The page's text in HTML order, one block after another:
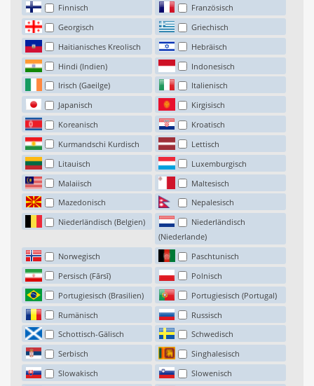
Finnisch
Französisch
Georgisch
Griechisch
Haitianisches Kreolisch
Hebräisch
Hindi (Indien)
Indonesisch
Irisch (Gaeilge)
Italienisch
Japanisch
Kirgisisch
Koreanisch
Kroatisch
Kurmandschi Kurdisch
Lettisch
Litauisch
Luxemburgisch
Malaiisch
Maltesisch
Mazedonisch
Nepalesisch
Niederländisch (Belgien)
Niederländisch
(Niederlande)
Norwegisch
Paschtunisch
Persisch (Fārsī)
Polnisch
Portugiesisch (Brasilien)
Portugiesisch (Portugal)
Rumänisch
Russisch
Schottisch-Gälisch
Schwedisch
Serbisch
Singhalesisch
Slowakisch
Slowenisch